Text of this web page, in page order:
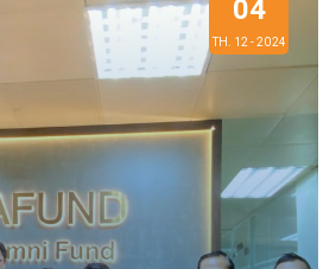
04
TH. 12 - 2024